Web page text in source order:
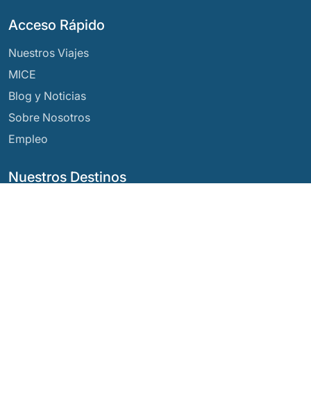
Nuestros Destinos
Acceso Rápido
Nuestros Viajes
MICE
Blog y Noticias
Sobre Nosotros
Empleo